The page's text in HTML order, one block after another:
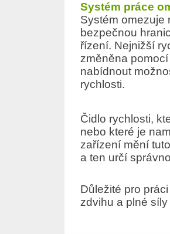
Systém práce
Systém omezuje
bezpečnou
řízení. Nejnižší
změněna
nabídnout
rychlosti.
Čidlo rychlosti,
nebo které je
zařízení mění
a ten určí
Důležité pro
zdvihu a plné